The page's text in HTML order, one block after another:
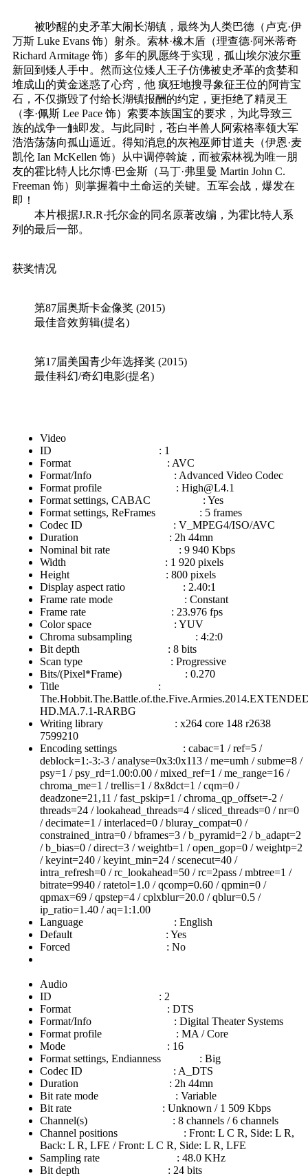
被吵醒的史矛革大闹长湖镇，最终为人类巴德（卢克·伊
万斯 Luke Evans 饰）射杀。索林·橡木盾（理查德·阿米蒂奇
Richard Armitage 饰）多年的夙愿终于实现，孤山埃尔波尔重
新回到矮人手中。然而这位矮人王子仿佛被史矛革的贪婪和
堆成山的黄金迷惑了心窍，他 疯狂地搜寻象征王位的阿肯宝
石，不仅撕毁了付给长湖镇报酬的约定，更拒绝了精灵王
（李·佩斯 Lee Pace 饰）索要本族国宝的要求，为此导致三
族的战争一触即发。与此同时，苍白半兽人阿索格率领大军
浩浩荡荡向孤山逼近。得知消息的灰袍巫师甘道夫（伊恩·麦
凯伦 Ian McKellen 饰）从中调停斡旋，而被索林视为唯一朋
友的霍比特人比尔博·巴金斯（马丁·弗里曼 Martin John C.
Freeman 饰）则掌握着中土命运的关键。五军会战，爆发在
即！
本片根据J.R.R·托尔金的同名原著改编，为霍比特人系
列的最后一部。
获奖情况
第87届奥斯卡金像奖 (2015)
最佳音效剪辑(提名)
第17届美国青少年选择奖 (2015)
最佳科幻/奇幻电影(提名)
Video
ID : 1
Format : AVC
Format/Info : Advanced Video Codec
Format profile : High@L4.1
Format settings, CABAC : Yes
Format settings, ReFrames : 5 frames
Codec ID : V_MPEG4/ISO/AVC
Duration : 2h 44mn
Nominal bit rate : 9 940 Kbps
Width : 1 920 pixels
Height : 800 pixels
Display aspect ratio : 2.40:1
Frame rate mode : Constant
Frame rate : 23.976 fps
Color space : YUV
Chroma subsampling : 4:2:0
Bit depth : 8 bits
Scan type : Progressive
Bits/(Pixel*Frame) : 0.270
Title :
HD.MA.7.1-RARBG
Writing library : x264 core 148 r2638
7599210
Encoding settings : cabac=1 / ref=5 /
deblock=1:-3:-3 / analyse=0x3:0x113 / me=umh / subme=8 /
psy=1 / psy_rd=1.00:0.00 / mixed_ref=1 / me_range=16 /
chroma_me=1 / trellis=1 / 8x8dct=1 / cqm=0 /
deadzone=21,11 / fast_pskip=1 / chroma_qp_offset=-2 /
threads=24 / lookahead_threads=4 / sliced_threads=0 / nr=0
/ decimate=1 / interlaced=0 / bluray_compat=0 /
constrained_intra=0 / bframes=3 / b_pyramid=2 / b_adapt=2
/ b_bias=0 / direct=3 / weightb=1 / open_gop=0 / weightp=2
/ keyint=240 / keyint_min=24 / scenecut=40 /
intra_refresh=0 / rc_lookahead=50 / rc=2pass / mbtree=1 /
bitrate=9940 / ratetol=1.0 / qcomp=0.60 / qpmin=0 /
qpmax=69 / qpstep=4 / cplxblur=20.0 / qblur=0.5 /
ip_ratio=1.40 / aq=1:1.00
Language : English
Default : Yes
Forced : No
Audio
ID : 2
Format : DTS
Format/Info : Digital Theater Systems
Format profile : MA / Core
Mode : 16
Format settings, Endianness : Big
Codec ID : A_DTS
Duration : 2h 44mn
Bit rate mode : Variable
Bit rate : Unknown / 1 509 Kbps
Channel(s) : 8 channels / 6 channels
Channel positions : Front: L C R, Side: L R,
Back: L R, LFE / Front: L C R, Side: L R, LFE
Sampling rate : 48.0 KHz
Bit depth : 24 bits